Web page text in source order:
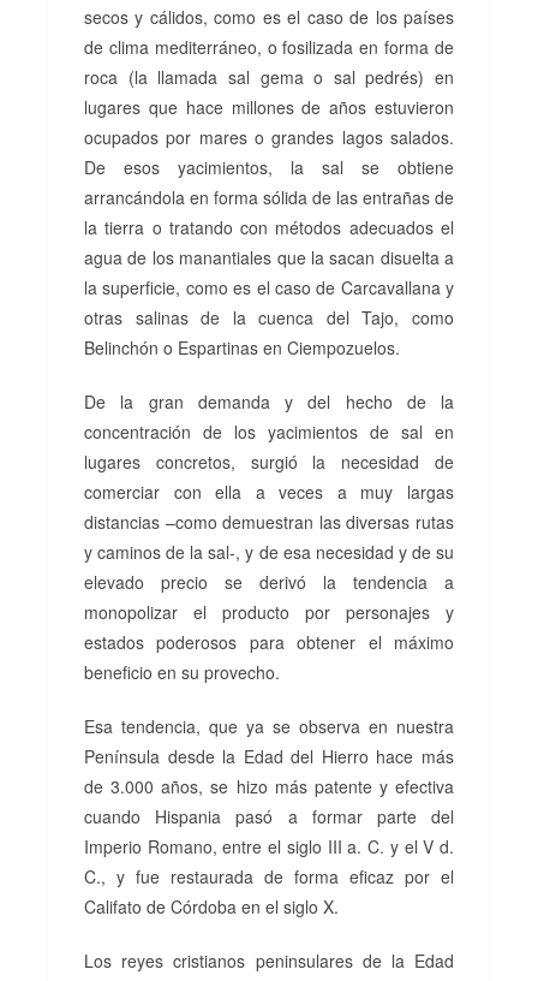
secos y cálidos, como es el caso de los países
de clima mediterráneo, o fosilizada en forma de
roca (la llamada sal gema o sal pedrés) en
lugares que hace millones de años estuvieron
ocupados por mares o grandes lagos salados.
De esos yacimientos, la sal se obtiene
arrancándola en forma sólida de las entrañas de
la tierra o tratando con métodos adecuados el
agua de los manantiales que la sacan disuelta a
la superficie, como es el caso de Carcavallana y
otras salinas de la cuenca del Tajo, como
Belinchón o Espartinas en Ciempozuelos.
De la gran demanda y del hecho de la
concentración de los yacimientos de sal en
lugares concretos, surgió la necesidad de
comerciar con ella a veces a muy largas
distancias –como demuestran las diversas rutas
y caminos de la sal-, y de esa necesidad y de su
elevado precio se derivó la tendencia a
monopolizar el producto por personajes y
estados poderosos para obtener el máximo
beneficio en su provecho.
Esa tendencia, que ya se observa en nuestra
Península desde la Edad del Hierro hace más
de 3.000 años, se hizo más patente y efectiva
cuando Hispania pasó a formar parte del
Imperio Romano, entre el siglo III a. C. y el V d.
C., y fue restaurada de forma eficaz por el
Califato de Córdoba en el siglo X.
Los reyes cristianos peninsulares de la Edad